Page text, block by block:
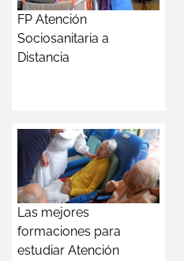
FP Atención
Sociosanitaria a
Distancia
Las mejores
formaciones para
estudiar Atención